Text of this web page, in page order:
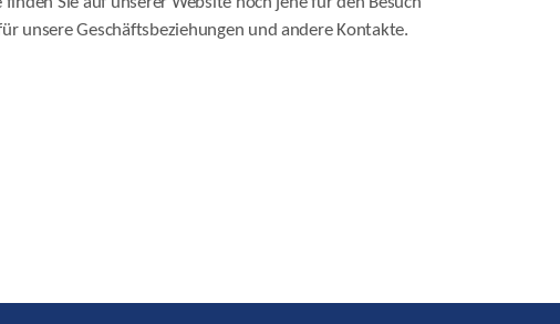
unsere Geschäftsbeziehungen und andere Kontakte.